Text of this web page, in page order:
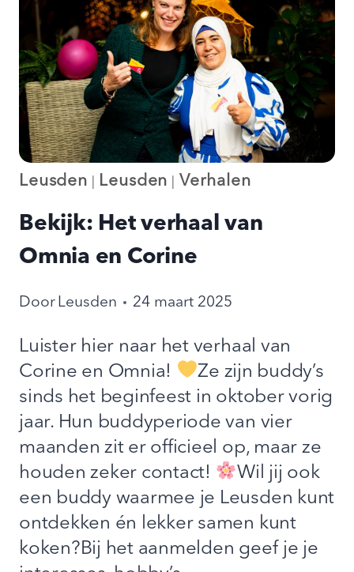
Leusden Leusden Verhalen
Bekijk: Het verhaal van
Omnia en Corine
Door Leusden 24 maart 2025
Luister hier naar het verhaal van
Corine en Omnia!
Ze zijn buddy’s
sinds het beginfeest in oktober vorig
jaar. Hun buddyperiode van vier
maanden zit er officieel op, maar ze
houden zeker contact!
Wil jij ook
een buddy waarmee je Leusden kunt
ontdekken én lekker samen kunt
koken?Bij het aanmelden geef je je